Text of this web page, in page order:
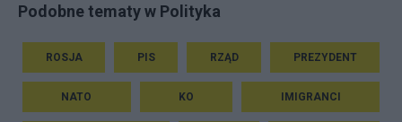
Podobne tematy w Polityka
ROSJA PIS RZĄD PREZYDENT
NATO KO IMIGRANCI